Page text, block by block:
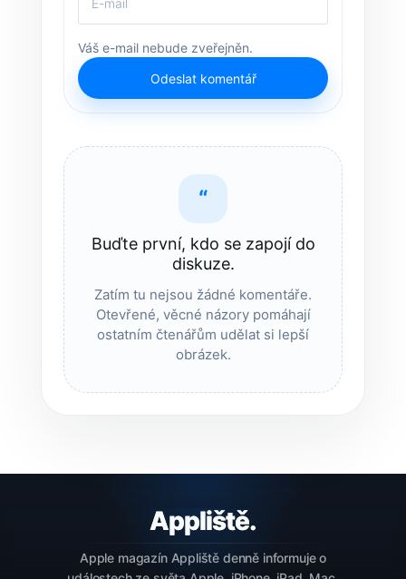
Váš e-mail nebude zveřejněn.
Odeslat komentář
“
Buďte první, kdo se zapojí do
diskuze.
Zatím tu nejsou žádné komentáře.
Otevřené, věcné názory pomáhají
ostatním čtenářům udělat si lepší
obrázek.
Apple magazín Appliště denně informuje o